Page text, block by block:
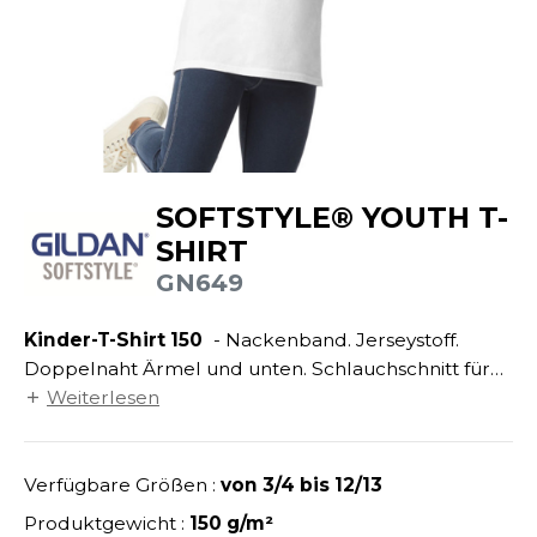
MEDIZIN/BEAUTY
BLUSEN
PRODUKTE
SI ON L'APPELAIT FRANCIS
BY PROMODORO
HALES
VERANTWORTLICH
SOFTSTYLE® YOUTH T-
SHIRT
GN649
Kinder-T-Shirt 150
Doppelnaht Ärmel und unten. Schlauchschnitt für
die Größen 7/8 – 9/11 – 12/13. Seitliche Nähte für die
Weiterlesen
Verfügbare Größen : von 3/4 bis 12/13
Produktgewicht : 150 g/m²